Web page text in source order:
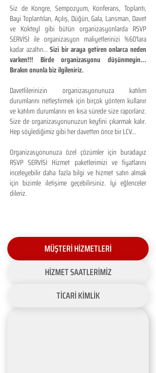
Siz de Kongre, Sempozyum, Konferans, Toplantı,
Bayi Toplantıları, Açılış, Düğün, Gala, Lansman, Davet
ve Kokteyl gibi bütün organizasyonlarda RSVP
SERVİSİ ile organizasyon maliyetlerinizi %60'lara
kadar azaltın...Sizi bir araya getiren onlarca neden
varken!!! Birde organizasyonu düşünmeyin...
Bırakın onunla biz ilgileniriz.
Davetlilerinizin organizasyonunuza katılım
durumlarını netleştirmek için birçok yöntem kullanır
ve katılım durumlarını en kısa sürede size raporlarız.
Size de organizasyonunuzun keyfini çıkarmak kalır.
Hep söylediğimiz gibi her davetten önce bir LCV...
Organizasyonunuza özel çözümler için buradayız
RSVP SERVİSİ Hizmet paketlerimizi ve fiyatlarını
inceleyebilir daha fazla bilgi ve hizmet satın almak
için bizimle iletişime geçebilirsiniz. İyi eğlenceler
dileriz.
MÜŞTERİ HİZMETLERİ
HİZMET SAATLERİMİZ
TİCARİ KİMLİK